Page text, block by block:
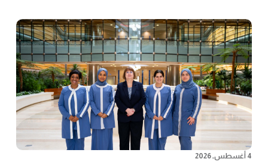
4 أغسطس, 2026